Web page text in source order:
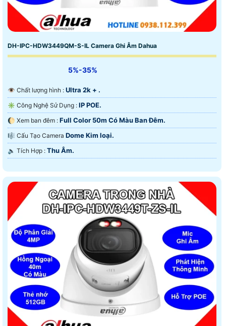
DH-IPC-HDW3449QM-S-IL Camera Ghi Âm Dahua
5%-35%
👁 Chất lượng hình : Ultra 2k + .
✳️ Công Nghệ Sử Dụng : IP POE.
🌔 Xem ban đêm : Full Color 50m Có Màu Ban Ðêm.
🎼️ Cấu Tạo Camera Dome Kim loại.
️🔈 Tích Hợp : Thu Âm.